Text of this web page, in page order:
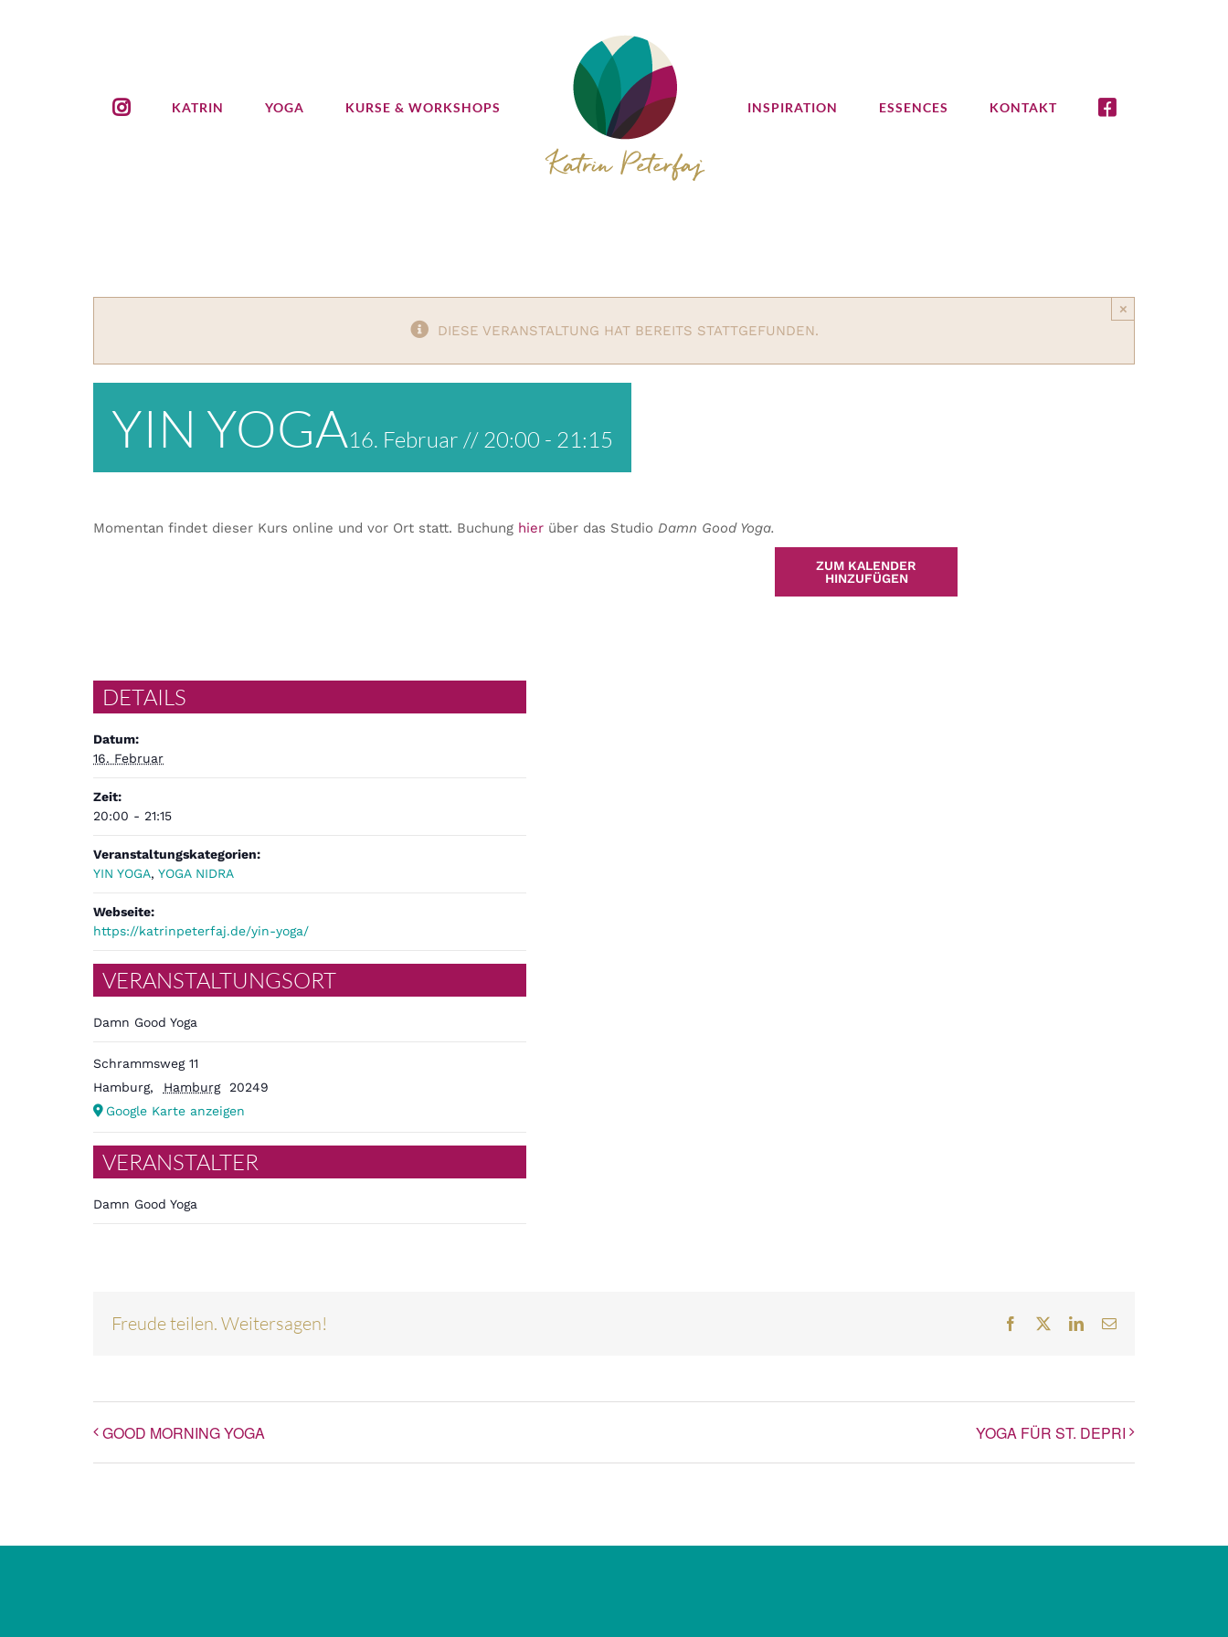
KATRIN YOGA KURSE & WORKSHOPS INSPIRATION ESSENCES KONTAKT
DIESE VERANSTALTUNG HAT BEREITS STATTGEFUNDEN.
×
YIN YOGA16. Februar // 20:00 - 21:15
Momentan findet dieser Kurs online und vor Ort statt. Buchung hierüber das Studio Damn Good Yoga.
ZUM KALENDER
HINZUFÜGEN
DETAILS
Datum:
16. Februar
Zeit:
20:00 - 21:15
Veranstaltungskategorien:
YIN YOGA, YOGA NIDRA
Webseite:
https://katrinpeterfaj.de/yin-yoga/
VERANSTALTUNGSORT
Damn Good Yoga
Schrammsweg 11
Hamburg, Hamburg
20249
Google Karte anzeigen
VERANSTALTER
Damn Good Yoga
Freude teilen. Weitersagen! Facebook
TwitterLinkedIn
E-
GOOD MORNING YOGA YOGA FÜR ST. DEPRI